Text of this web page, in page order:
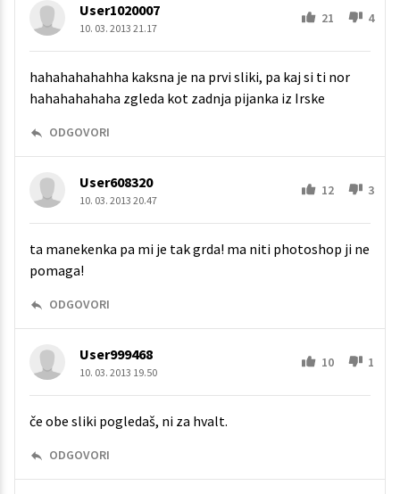
User1020007
10. 03. 2013 21.17
21 4
hahahahahahha kaksna je na prvi sliki, pa kaj si ti nor
hahahahahaha zgleda kot zadnja pijanka iz Irske
ODGOVORI
User608320
10. 03. 2013 20.47
12 3
ta manekenka pa mi je tak grda! ma niti photoshop ji ne
pomaga!
ODGOVORI
User999468
10. 03. 2013 19.50
10 1
če obe sliki pogledaš, ni za hvalt.
ODGOVORI